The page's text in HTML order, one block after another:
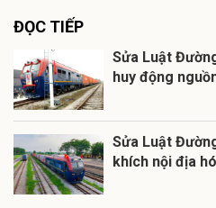
ĐỌC TIẾP
Sửa Luật
huy động
Sửa Luật
khích nội địa